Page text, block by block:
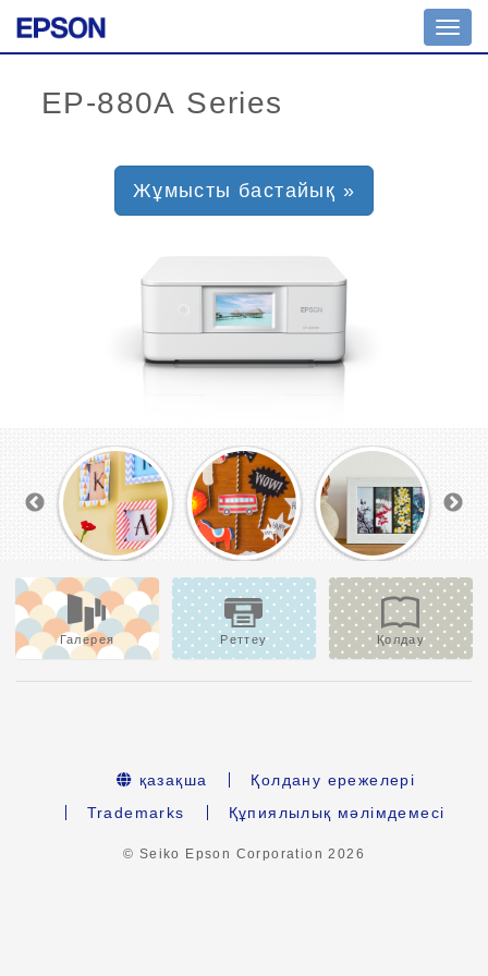
Жұмысты бастайық »
Галерея Реттеу Қолдау
қазақша
Қолдану ережелері
Trademarks
Құпиялылық мәлімдемесі
© Seiko Epson Corporation2026